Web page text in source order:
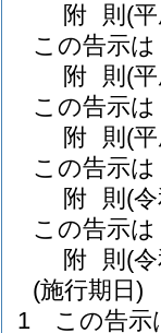
附 則 (
この告示
附 則 (
この告示
附 則 (
この告示
附 則 (
この告示
附 則 (
(施行期日)
1
この告示